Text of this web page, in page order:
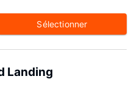
Sélectionner
Landing